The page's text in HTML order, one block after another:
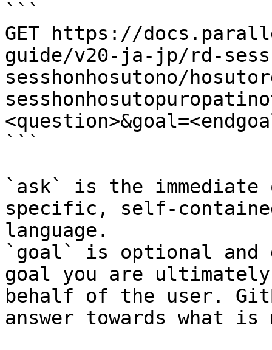
```
GET https://
guide/v20-ja-jp/rd-
sesshonhosutono/
```
`ask` is the
specific, self-
language.
`goal` is optional and
goal you are
behalf of the user.
answer towards what